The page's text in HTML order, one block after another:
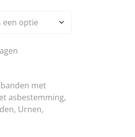
met
asbestemming,
, Urnen,